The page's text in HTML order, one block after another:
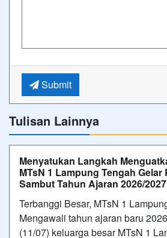
Submit
Tulisan Lainnya
Menyatukan Langkah
MTsN 1 Lampung Tengah
Sambut Tahun Ajaran 2026/2027
Terbanggi Besar, MTsN 1
Mengawali tahun ajaran baru
(11/07) keluarga besar MTsN 1